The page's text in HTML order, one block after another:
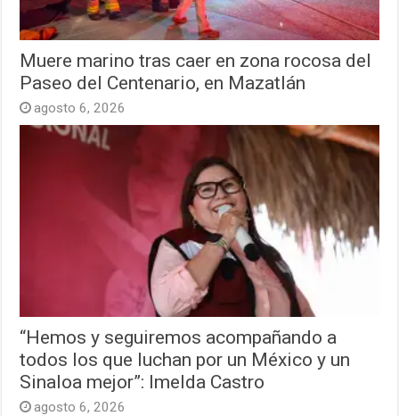
Muere marino tras caer en zona rocosa del
Paseo del Centenario, en Mazatlán
agosto 6, 2026
“Hemos y seguiremos acompañando a
todos los que luchan por un México y un
Sinaloa mejor”: Imelda Castro
agosto 6, 2026